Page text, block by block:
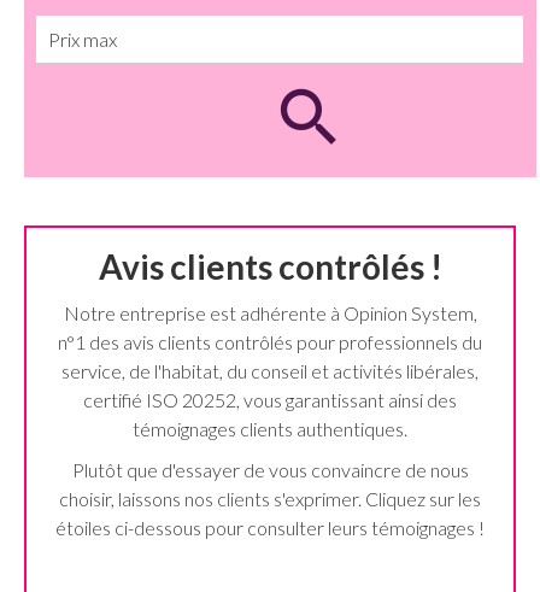
Avis clients contrôlés !
Notre entreprise est adhérente à Opinion System,
n°1 des avis clients contrôlés pour professionnels du
service, de l'habitat, du conseil et activités libérales,
certifié ISO 20252, vous garantissant ainsi des
témoignages clients authentiques.
Plutôt que d'essayer de vous convaincre de nous
choisir, laissons nos clients s'exprimer. Cliquez sur les
étoiles ci-dessous pour consulter leurs témoignages !